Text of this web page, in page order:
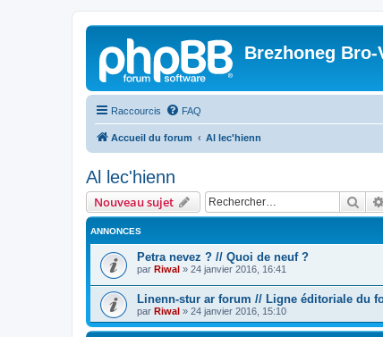
Brezhoneg Bro-
Raccourcis FAQ
Accueil du forum Al lec'hienn
Al lec'hienn
Nouveau sujet
ANNONCES
Petra nevez ? // Quoi de neuf ?
par Riwal » 24 janvier 2016, 16:41
Linenn-stur ar forum // Ligne éditoriale du
par Riwal » 24 janvier 2016, 15:10